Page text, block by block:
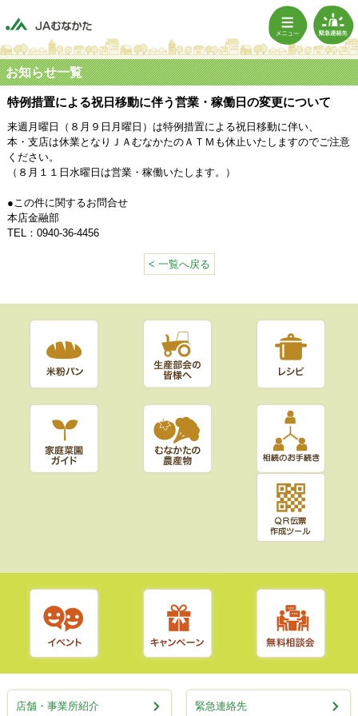
お知らせ一覧
特例措置による祝日移動に伴う営業・稼働日の変更について
来週月曜日（８月９日月曜日）は特例措置による祝日移動に伴い、
本・支店は休業となりＪＡむなかたのＡＴＭも休止いたしますのでご注意
ください。
（８月１１日水曜日は営業・稼働いたします。）
●この件に関するお問合せ
本店金融部
TEL：0940-36-4456
< 一覧へ戻る
店舗・事業所紹介 緊急連絡先